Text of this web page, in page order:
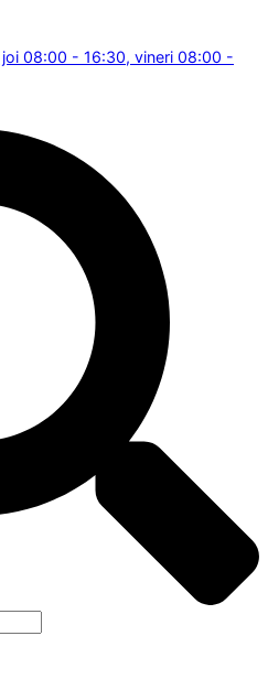
08:00 - 16:30, vineri 08:00 -